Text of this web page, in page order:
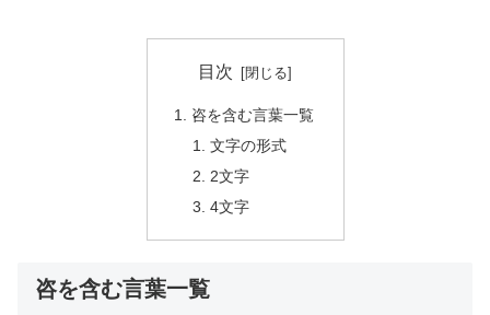
目次
咨を含む言葉一覧
文字の形式
2文字
4文字
咨を含む言葉一覧